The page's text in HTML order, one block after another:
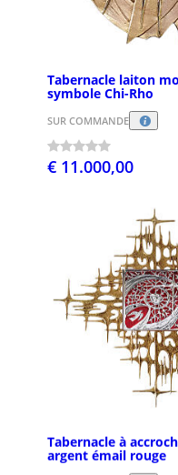
Tabernacle laiton
symbole Chi-Rho
SUR COMMANDE
€ 11.000,00
Tabernacle à
argent émail rouge